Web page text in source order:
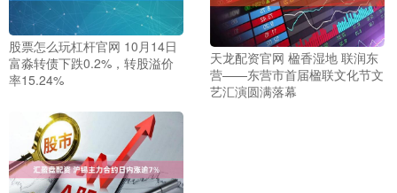
股票怎么玩杠杆官网 10月14日
富淼转债下跌0.2%，转股溢价
率15.24%
天龙配资官网 楹香湿地 联润东
营——东营市首届楹联文化节文
艺汇演圆满落幕